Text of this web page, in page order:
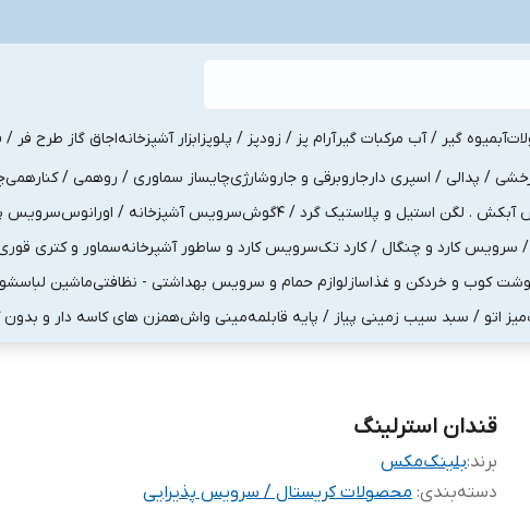
آبمیوه گیر / آب مرکبات گیرآرام پز / زودپز / پلوپزابزار آشپزخانهاجاق گاز طرح فر /
/ پدالی / اسپری دارجاروبرقی و جاروشارژیچایساز سماوری / روهمی / کنارهمی
. لگن استیل و پلاستیک گرد / 4گوش سرویس آشپزخانه / اورانوسسرویس
کارد و چنگال / کارد تکسرویس کارد و ساطور آشپرخانهسماور و کتری
کوب و خردکن و غذاسازلوازم حمام و سرویس بهداشتی - نظافتیماشین
میز اتو / سبد سیب زمینی پیاز / پایه قابلمهمینی واشهمزن های کاسه دار و بدون
قندان استرلینگ
برند:بلینک‌مکس
دسته‌بندی: محصولات کریستال / سرویس پذیرایی